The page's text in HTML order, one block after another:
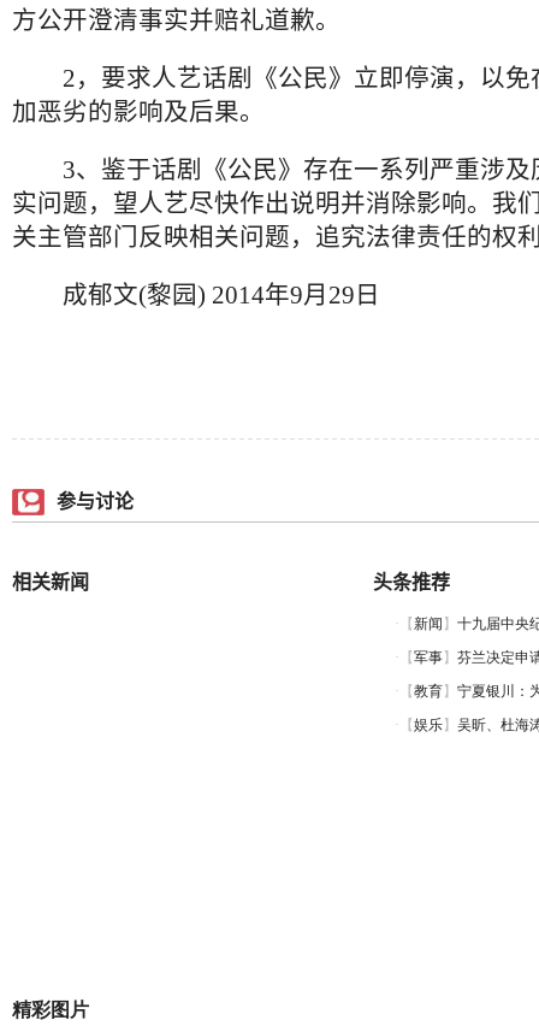
方公开澄清事实并赔礼道歉。
2，要求人艺话剧《公民》立即停演，以免
加恶劣的影响及后果。
3、鉴于话剧《公民》存在一系列严重涉及
实问题，望人艺尽快作出说明并消除影响。我
关主管部门反映相关问题，追究法律责任的权
成郁文(黎园) 2014年9月29日
参与讨论
相关新闻 头条推荐